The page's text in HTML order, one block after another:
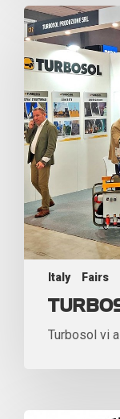
Italy Fairs
Turbosol vi